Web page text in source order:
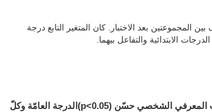
بين المجموعتين بعد الاختبار. كان المتغير التابع درجة
الابتدائية والتفاعل بيهما.
التدريب المعرفي الشخصي حسّن (p<0.05)الدرجة العامّة وكلّ